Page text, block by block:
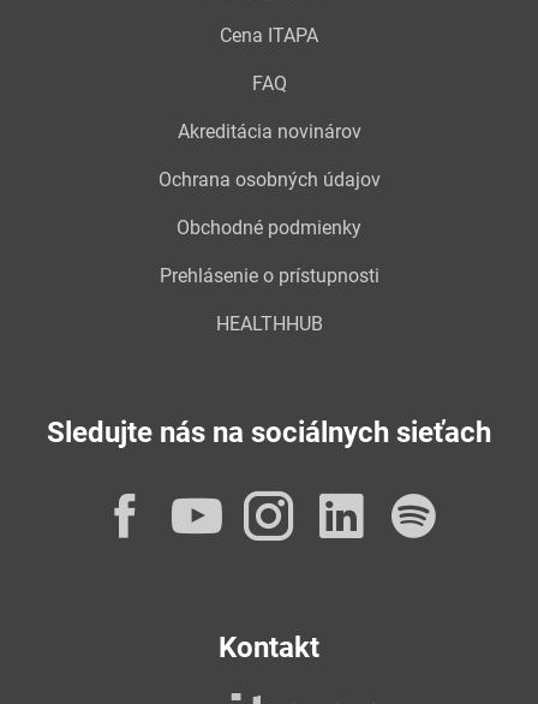
Cena ITAPA
FAQ
Akreditácia novinárov
Ochrana osobných údajov
Obchodné podmienky
Prehlásenie o prístupnosti
HEALTHHUB
Sledujte nás na sociálnych sieťach
Facebook
YouTube
Instagram
Kontakt